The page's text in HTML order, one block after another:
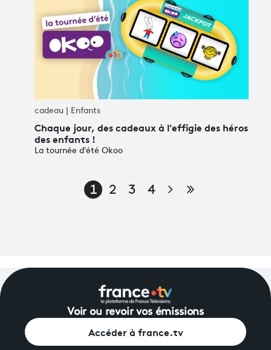
Chaque jour, des cadeaux à l'effigie des héros
des enfants !
La tournée d'été Okoo
cadeau | Enfants
1 2 3 4 Page suivante
Dernière
Voir ou revoir vos émissions
Accéder à france.tv